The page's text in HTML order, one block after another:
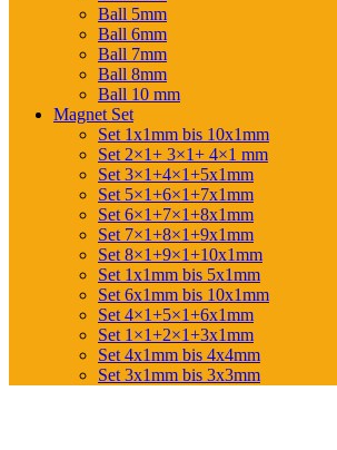
Ball 5mm
Ball 6mm
Ball 7mm
Ball 8mm
Ball 10 mm
Magnet Set
Set 1x1mm bis 10x1mm
Set 2×1+ 3×1+ 4×1 mm
Set 3×1+4×1+5x1mm
Set 5×1+6×1+7x1mm
Set 6×1+7×1+8x1mm
Set 7×1+8×1+9x1mm
Set 8×1+9×1+10x1mm
Set 1x1mm bis 5x1mm
Set 6x1mm bis 10x1mm
Set 4×1+5×1+6x1mm
Set 1×1+2×1+3x1mm
Set 4x1mm bis 4x4mm
Set 3x1mm bis 3x3mm